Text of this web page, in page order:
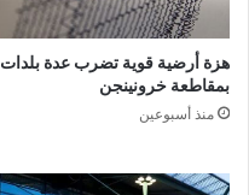
هزة أرضية قوية تضرب عدة بلدات
بمقاطعة خرونينجن
منذ أسبوعين